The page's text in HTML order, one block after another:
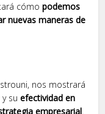
cómopodemos
nuevas maneras de
nos mostrará
y suefectividad en
empresarial.